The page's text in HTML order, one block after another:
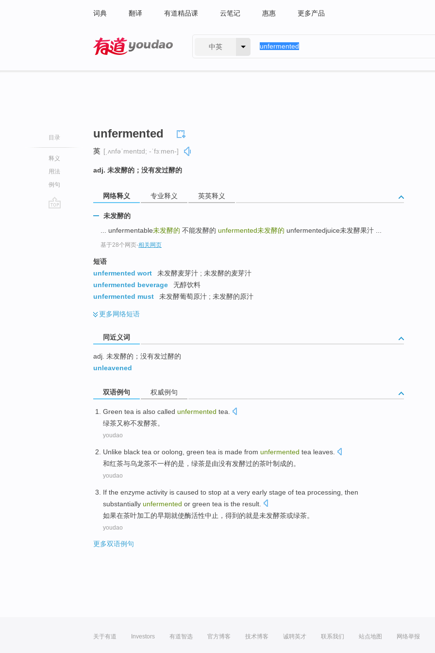
词典 翻译 有道精品课 云笔记 惠惠 更多产品
中英
目录
释义
用法
例句
unfermented
英 [ˌʌnfəˈmentɪd; -ˈfɜːmen-]
adj. 未发酵的；没有发过酵的
网络释义 专业释义 英英释义
未发酵的
... unfermentable未发酵的 不能发酵的 unfermented未发酵的 unfermentedjuice未发酵果汁 ...
基于28个网页-相关网页
短语
unfermented wort
未发酵麦芽汁 ; 未发酵的麦芽汁
unfermented beverage
无醇饮料
unfermented must
未发酵葡萄原汁 ; 未发酵的原汁
更多网络短语
同近义词
adj. 未发酵的；没有发过酵的
unleavened
双语例句 权威例句
Green tea is also called unfermented tea
绿茶又称不发酵茶。
youdao
Unlike black tea or oolong , green tea is made from unfermented tea leaves.
和红茶与乌龙茶不一样的是 ， 绿茶是由没有发酵过的茶叶制成的。
youdao
If the enzyme activity is caused to stop at a very early stage of tea processing , then
substantially unfermented or green tea is the result.
如果在茶叶加工的早期就使酶活性中止 ，得到的就是未发酵茶或绿茶。
youdao
更多双语例句
关于有道 Investors 有道智选 官方博客 技术博客 诚聘英才 联系我们 站点地图 网络举报